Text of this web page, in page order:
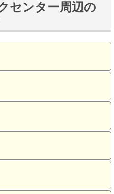
センター周辺の